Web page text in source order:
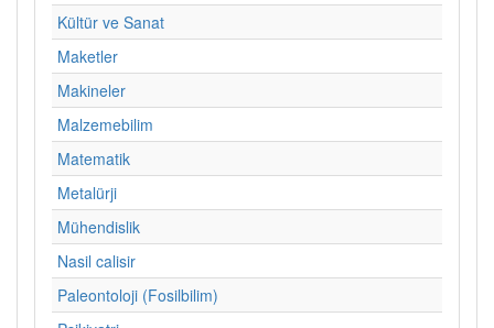
Kültür ve Sanat
Maketler
Makineler
Malzemebilim
Matematik
Metalürji
Mühendislik
Nasil calisir
Paleontoloji (Fosilbilim)